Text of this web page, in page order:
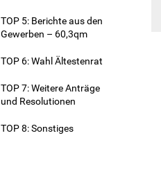
TOP 5: Berichte aus den
Gewerben – 60,3qm
TOP 6: Wahl Ältestenrat
TOP 7: Weitere Anträge
und Resolutionen
TOP 8: Sonstiges